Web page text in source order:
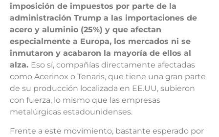
imposición de impuestos por parte de la
administración Trump a las importaciones de
acero y aluminio (25%) y que afectan
especialmente a Europa, los mercados ni se
inmutaron y acabaron la mayoría de ellos al
alza. Eso sí, compañías directamente afectadas
como Acerinox o Tenaris, que tiene una gran parte
de su producción localizada en EE.UU, subieron
con fuerza, lo mismo que las empresas
metalúrgicas estadounidenses.
Frente a este movimiento, bastante esperado por